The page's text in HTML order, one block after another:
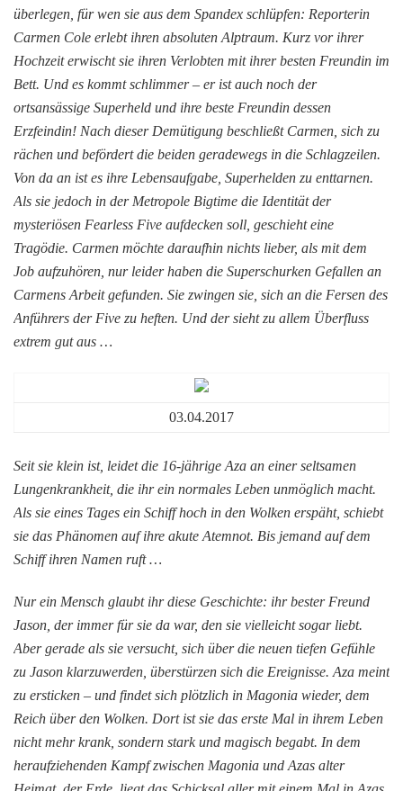
überlegen, für wen sie aus dem Spandex schlüpfen: Reporterin
Carmen Cole erlebt ihren absoluten Alptraum. Kurz vor ihrer
Hochzeit erwischt sie ihren Verlobten mit ihrer besten Freundin im
Bett. Und es kommt schlimmer – er ist auch noch der
ortsansässige Superheld und ihre beste Freundin dessen
Erzfeindin! Nach dieser Demütigung beschließt Carmen, sich zu
rächen und befördert die beiden geradewegs in die Schlagzeilen.
Von da an ist es ihre Lebensaufgabe, Superhelden zu enttarnen.
Als sie jedoch in der Metropole Bigtime die Identität der
mysteriösen Fearless Five aufdecken soll, geschieht eine
Tragödie. Carmen möchte daraufhin nichts lieber, als mit dem
Job aufzuhören, nur leider haben die Superschurken Gefallen an
Carmens Arbeit gefunden. Sie zwingen sie, sich an die Fersen des
Anführers der Five zu heften. Und der sieht zu allem Überfluss
extrem gut aus …
03.04.2017
Seit sie klein ist, leidet die 16-jährige Aza an einer seltsamen
Lungenkrankheit, die ihr ein normales Leben unmöglich macht.
Als sie eines Tages ein Schiff hoch in den Wolken erspäht, schiebt
sie das Phänomen auf ihre akute Atemnot. Bis jemand auf dem
Schiff ihren Namen ruft …
Nur ein Mensch glaubt ihr diese Geschichte: ihr bester Freund
Jason, der immer für sie da war, den sie vielleicht sogar liebt.
Aber gerade als sie versucht, sich über die neuen tiefen Gefühle
zu Jason klarzuwerden, überstürzen sich die Ereignisse. Aza meint
zu ersticken – und findet sich plötzlich in Magonia wieder, dem
Reich über den Wolken. Dort ist sie das erste Mal in ihrem Leben
nicht mehr krank, sondern stark und magisch begabt. In dem
heraufziehenden Kampf zwischen Magonia und Azas alter